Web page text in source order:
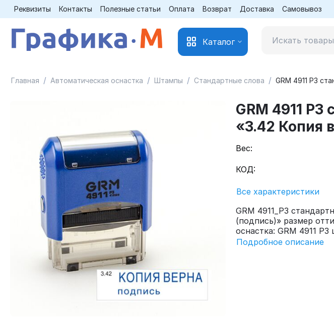
Реквизиты Контакты Полезные статьи Оплата Возврат Доставка Самовывоз
Каталог
Главная / Автоматическая оснастка / Штампы / Стандартные слова / GRM 4911 P3
GRM 4911
«3.42 Копия
Вес:
КОД:
Все характеристики
GRM 4911_P3
(подпись)» размер
оснастка: GRM 4911
Подробное описание